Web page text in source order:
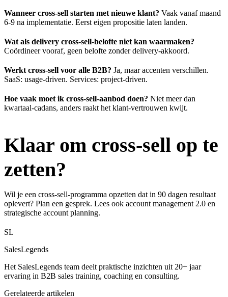
Wanneer cross-sell starten met nieuwe klant? Vaak vanaf maand
6-9 na implementatie. Eerst eigen propositie laten landen.
Wat als delivery cross-sell-belofte niet kan waarmaken?
Coördineer vooraf, geen belofte zonder delivery-akkoord.
Werkt cross-sell voor alle B2B? Ja, maar accenten verschillen.
SaaS: usage-driven. Services: project-driven.
Hoe vaak moet ik cross-sell-aanbod doen? Niet meer dan
kwartaal-cadans, anders raakt het klant-vertrouwen kwijt.
Klaar om cross-sell op te
zetten?
Wil je een cross-sell-programma opzetten dat in 90 dagen resultaat
oplevert? Plan een gesprek. Lees ook account management 2.0 en
strategische account planning.
SL
SalesLegends
Het SalesLegends team deelt praktische inzichten uit 20+ jaar
ervaring in B2B sales training, coaching en consulting.
Gerelateerde artikelen